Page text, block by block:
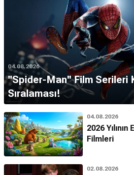
04.08.2026
''Spider-Man'' Film Serileri
Sıralaması!
04.08.2026
2026
Filmleri
02.08.2026